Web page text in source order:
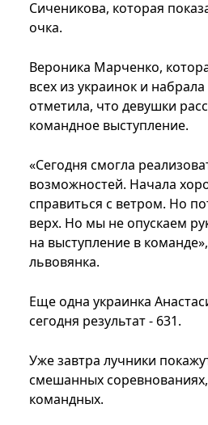
Сиченикова, которая
очка.
Вероника Марченко,
всех из украинок и
отметила, что девушки
командное выступление.
«Сегодня смогла
возможностей. Начала
справиться с ветром. Но
верх. Но мы не опускаем
на выступление в
львовянка.
Еще одна украинка
сегодня результат - 631.
Уже завтра лучники
смешанных
командных.